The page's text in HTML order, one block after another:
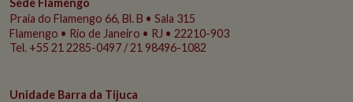
Praia do Flamengo 66, Bl. B • Sala 315
Flamengo • Rio de Janeiro • RJ • 22210-903
Tel. +55 21 2285-0497 / 21 98496-1082
Unidade Barra da Tijuca